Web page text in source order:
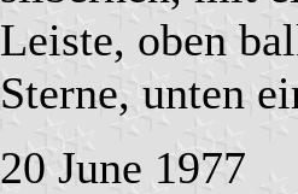
Leiste, oben
Sterne, unten
20 June 1977